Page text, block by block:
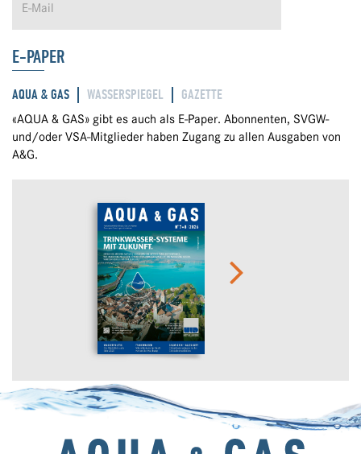
E-PAPER
AQUA & GAS WASSERSPIEGEL GAZETTE
«AQUA & GAS» gibt es auch als E-Paper. Abonnenten, SVGW-
und/oder VSA-Mitglieder haben Zugang zu allen Ausgaben von
A&G.